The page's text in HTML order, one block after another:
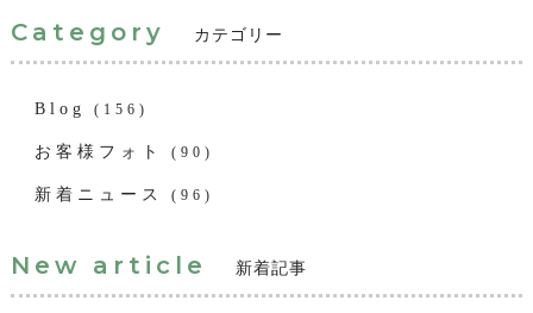
Category カテゴリー
Blog (156)
お客様フォト (90)
新着ニュース (96)
New article 新着記事